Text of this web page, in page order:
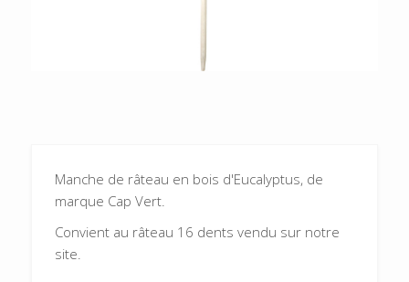
Manche de râteau en bois d'Eucalyptus, de
marque Cap Vert.
Convient au râteau 16 dents vendu sur notre
site.